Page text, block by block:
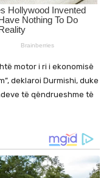
motor i ri i ekonomisë
deklaroi Durmishi, duke
të qëndrueshme të